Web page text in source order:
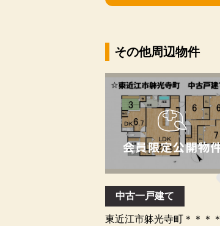
その他周辺物件
中古一戸建て
東近江市躰光寺町＊＊＊＊